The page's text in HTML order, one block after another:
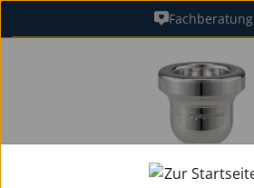
Zum Hauptinhalt springenFachberatung
Bildergalerie überspringen